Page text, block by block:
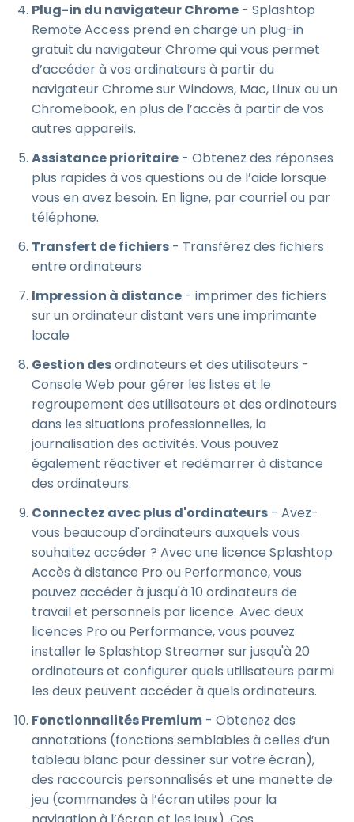
Plug-in du navigateur Chrome - Splashtop
Remote Access prend en charge un plug-in
gratuit du navigateur Chrome qui vous permet
d’accéder à vos ordinateurs à partir du
navigateur Chrome sur Windows, Mac, Linux ou un
Chromebook, en plus de l’accès à partir de vos
autres appareils.
Assistance prioritaire - Obtenez des réponses
plus rapides à vos questions ou de l’aide lorsque
vous en avez besoin. En ligne, par courriel ou par
téléphone.
Transfert de fichiers - Transférez des fichiers
entre ordinateurs
Impression à distance - imprimer des fichiers
sur un ordinateur distant vers une imprimante
locale
Gestion desordinateurs et des utilisateurs -
Console Web pour gérer les listes et le
regroupement des utilisateurs et des ordinateurs
dans les situations professionnelles, la
journalisation des activités. Vous pouvez
également réactiver et redémarrer à distance
des ordinateurs.
Connectez avec plus d'ordinateurs - Avez-
vous beaucoup d'ordinateurs auxquels vous
souhaitez accéder ? Avec une licence Splashtop
Accès à distance Pro ou Performance, vous
pouvez accéder à jusqu'à 10 ordinateurs de
travail et personnels par licence. Avec deux
licences Pro ou Performance, vous pouvez
installer le Splashtop Streamer sur jusqu'à 20
ordinateurs et configurer quels utilisateurs parmi
les deux peuvent accéder à quels ordinateurs.
Fonctionnalités Premium - Obtenez des
annotations (fonctions semblables à celles d’un
tableau blanc pour dessiner sur votre écran),
des raccourcis personnalisés et une manette de
jeu (commandes à l’écran utiles pour la